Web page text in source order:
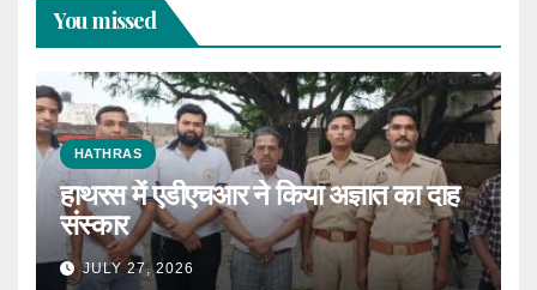
You missed
HATHRAS
हाथरस में एडीएचआर ने किया अज्ञात का दाह
संस्कार
JULY 27, 2026